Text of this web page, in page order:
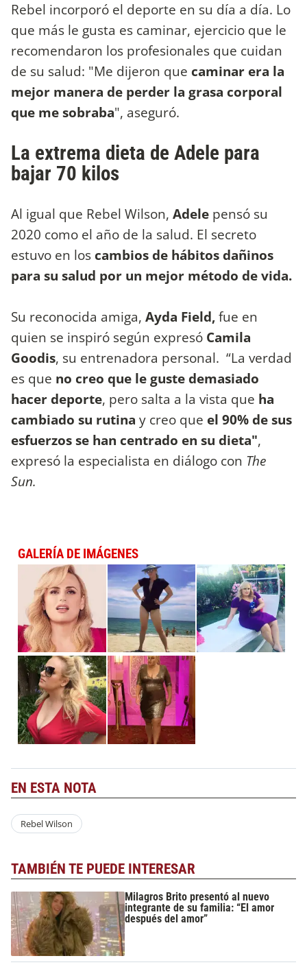
Rebel incorporó el deporte en su día a día. Lo
que más le gusta es caminar, ejercicio que le
recomendaron los profesionales que cuidan
de su salud: "Me dijeron que caminar era la
mejor manera de perder la grasa corporal
que me sobraba", aseguró.
La extrema dieta de Adele para
bajar 70 kilos
Al igual que Rebel Wilson, Adele pensó su
2020 como el año de la salud. El secreto
estuvo en los cambios de hábitos dañinos
para su salud por un mejor método de vida.
Su reconocida amiga, Ayda Field,fue en
quien se inspiró según expresó Camila
Goodis, su entrenadora personal. “La verdad
es que no creo que le guste demasiado
hacer deporte, pero salta a la vista que ha
cambiado su rutina y creo que el 90% de sus
esfuerzos se han centrado en su dieta",
expresó la especialista en diálogo con The
Sun.
GALERÍA DE IMÁGENES
EN ESTA NOTA
Rebel Wilson
TAMBIÉN TE PUEDE INTERESAR
Milagros Brito presentó al nuevo
integrante de su familia: “El amor
después del amor”